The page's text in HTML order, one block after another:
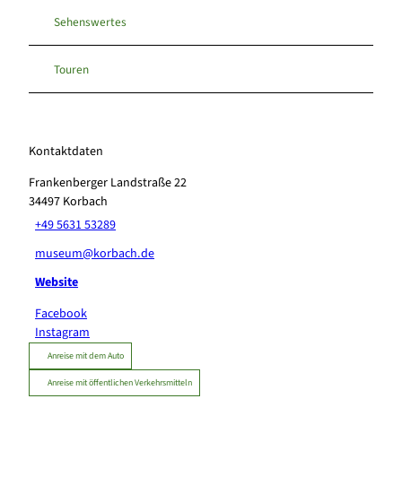
Sehenswertes
Touren
Kontaktdaten
Frankenberger Landstraße 22
34497 Korbach
+49 5631 53289
museum@korbach.de
Website
Facebook
Instagram
Anreise mit dem Auto
Anreise mit öffentlichen Verkehrsmitteln